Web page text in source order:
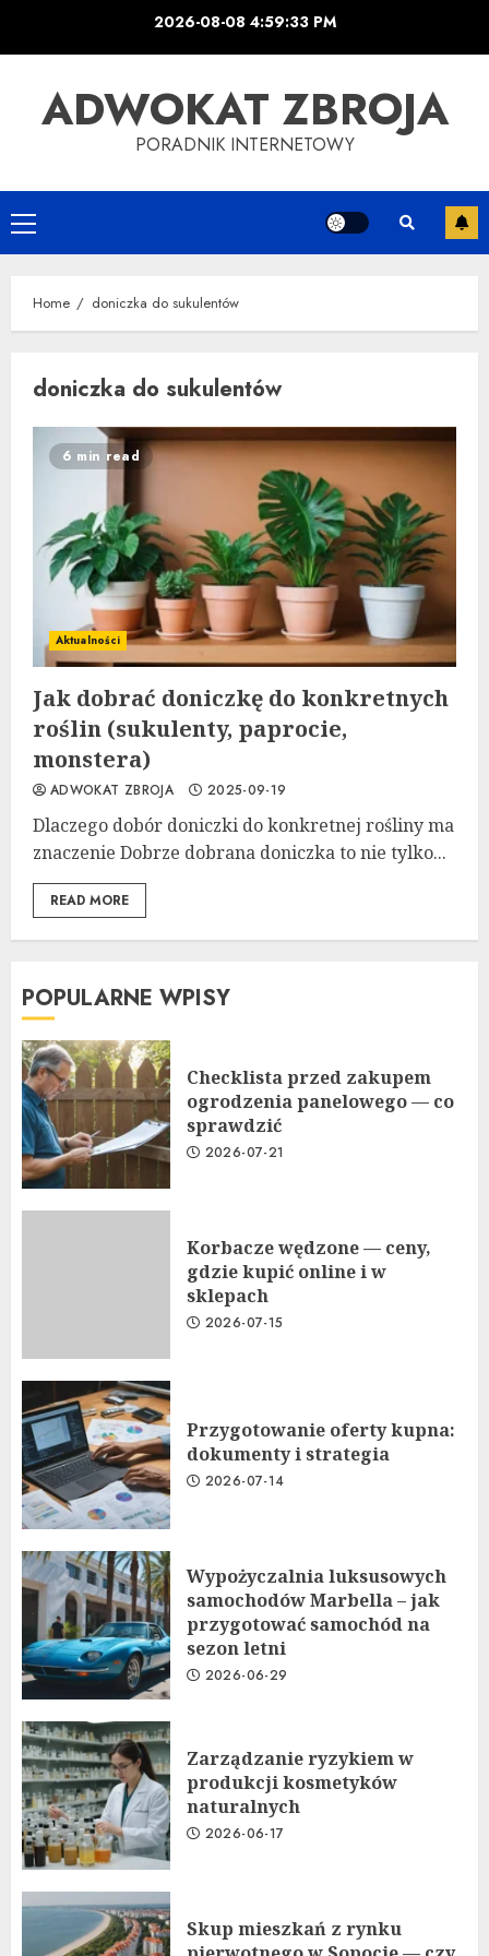
2026-08-08 4:59:33 PM
ADWOKAT ZBROJA
PORADNIK INTERNETOWY
Primary
Menu
Home doniczka do sukulentów
doniczka do sukulentów
6 min read
Aktualności
Jak dobrać doniczkę do konkretnych
roślin (sukulenty, paprocie,
monstera)
ADWOKAT ZBROJA 2025-09-19
Dlaczego dobór doniczki do konkretnej rośliny ma
znaczenie Dobrze dobrana doniczka to nie tylko...
READ MORE
POPULARNE WPISY
Checklista przed zakupem
ogrodzenia panelowego — co
sprawdzić
2026-07-21
Korbacze wędzone — ceny,
gdzie kupić online i w
sklepach
2026-07-15
Przygotowanie oferty kupna:
dokumenty i strategia
2026-07-14
Wypożyczalnia luksusowych
samochodów Marbella – jak
przygotować samochód na
sezon letni
2026-06-29
Zarządzanie ryzykiem w
produkcji kosmetyków
naturalnych
2026-06-17
Skup mieszkań z rynku